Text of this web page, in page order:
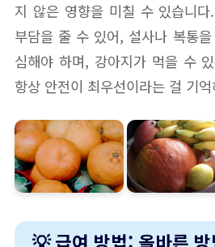
지 않은 영향을 미칠 수 있습니
부담을 줄 수 있어, 설사나 복통
심해야 하며, 강아지가 먹을 수
항상 안전이 최우선이라는 걸 기
💡 급여 방법: 올바른